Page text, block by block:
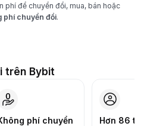
phí để chuyển đổi, mua, bán hoặc
phí chuyển đổi.
trên Bybit
phí chuyển
Hơn 86